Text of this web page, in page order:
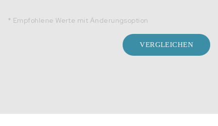
* Empfohlene Werte mit Änderungsoption
VERGLEICHEN